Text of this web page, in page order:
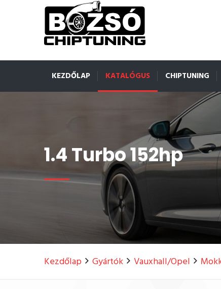
KEZDŐLAP KATALÓGUS CHIPTUNING
1.4 Turbo 152hp
Kezdőlap Gyártók Vauxhall/Opel